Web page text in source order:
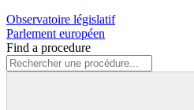
Observatoire législatif
Parlement européen
Find a procedure